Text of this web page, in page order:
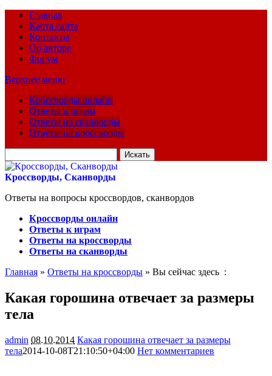
Главная
Карта сайта
Контакты
Об авторе
Форум
Верхнее меню
Кроссворды онлайн
Ответы к играм
Ответы на сканворды
Ответы на кроссворды
для:
Кроссворды, Сканворды
Ответы на вопросы кроссвордов, сканвордов
Кроссворды онлайн
Ответы к играм
Ответы на кроссворды
Ответы на сканворды
Главная » Ответы на кроссворды » Вы сейчас здесь :
Какая горошина отвечает за размеры
тела
admin 08.10.2014 Какая горошина отвечает за размеры
тела2014-10-08T21:10:50+04:00 Нет комментариев